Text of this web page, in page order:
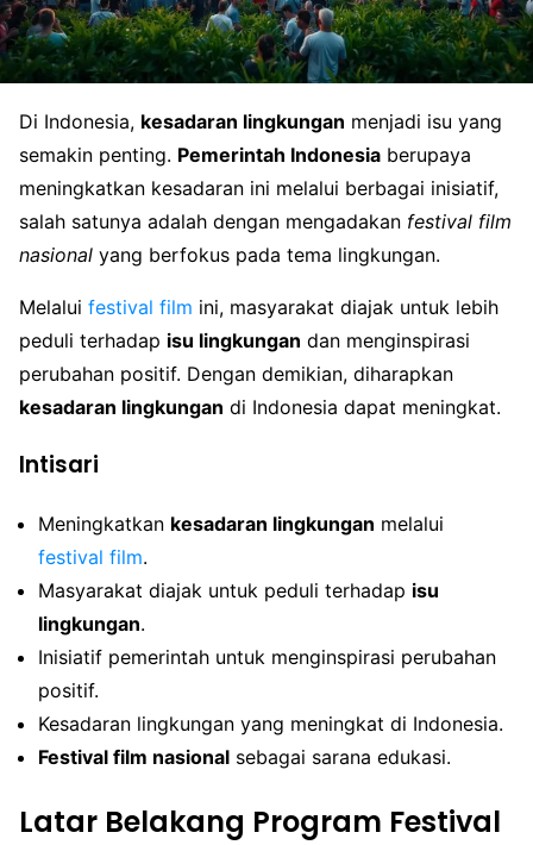
Di Indonesia, kesadaran lingkungan menjadi isu yang
semakin penting. Pemerintah Indonesia berupaya
meningkatkan kesadaran ini melalui berbagai inisiatif,
salah satunya adalah dengan mengadakan festival film
nasional yang berfokus pada tema lingkungan.
Melalui festival film ini, masyarakat diajak untuk lebih
peduli terhadap isu lingkungan dan menginspirasi
perubahan positif. Dengan demikian, diharapkan
kesadaran lingkungan di Indonesia dapat meningkat.
Intisari
Meningkatkan kesadaran lingkungan melalui
festival film.
Masyarakat diajak untuk peduli terhadap isu
lingkungan.
Inisiatif pemerintah untuk menginspirasi perubahan
positif.
Kesadaran lingkungan yang meningkat di Indonesia.
Festival film nasional sebagai sarana edukasi.
Latar Belakang Program Festival